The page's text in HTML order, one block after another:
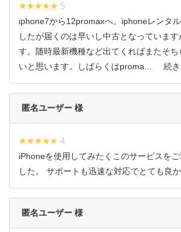
★★★★★
★★★★★ 5
iphone7から12promaxへ。iphoneレンタ
したが届くのは早いし中古となっていま
す。随時最新機種など出てくればまたそち
いと思います。しばらくはproma... 続
匿名ユーザー 様
★★★★★
★★★★★ 4
iPhoneを使用してみたくこのサービスを
した。 サポートも迅速な対応でとても良か
匿名ユーザー 様